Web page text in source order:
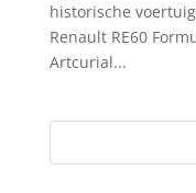
historische
Renault RE60
Artcurial...